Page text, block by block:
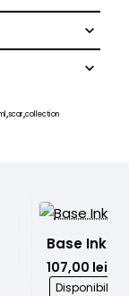
,scar,collection
Base Ink
Disponibil la
107,00 lei